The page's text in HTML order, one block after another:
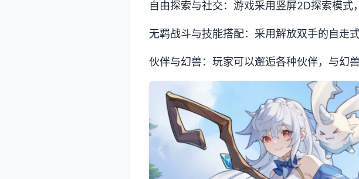
自由探索与社交：游戏采用竖屏2D探索模式
无羁战斗与技能搭配：采用解放双手的自走
伙伴与幻兽：玩家可以邂逅各种伙伴，与幻